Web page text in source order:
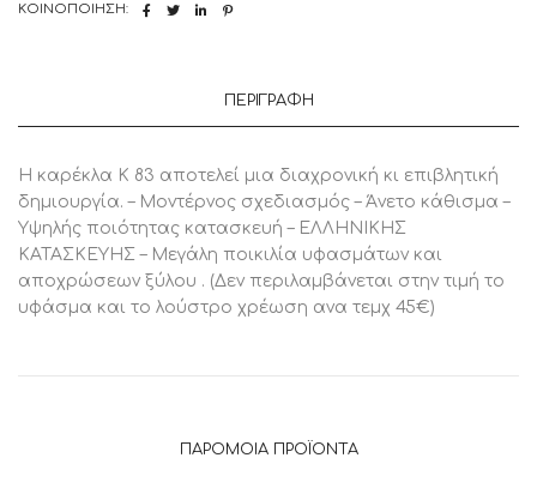
ΚΟΙΝΟΠΟΊΗΣΗ:
ΠΕΡΙΓΡΑΦΉ
Η καρέκλα Κ 83 αποτελεί μια διαχρονική κι επιβλητική
δημιουργία. – Μοντέρνος σχεδιασμός – Άνετο κάθισμα –
Υψηλής ποιότητας κατασκευή – ΕΛΛΗΝΙΚΗΣ
ΚΑΤΑΣΚΕΥΗΣ – Μεγάλη ποικιλία υφασμάτων και
αποχρώσεων ξύλου . (Δεν περιλαμβάνεται στην τιμή το
υφάσμα και το λούστρο χρέωση ανα τεμχ 45€)
ΠΑΡΌΜΟΙΑ ΠΡΟΪΌΝΤΑ